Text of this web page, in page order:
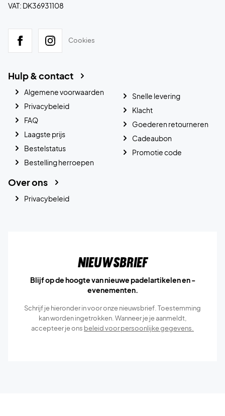
VAT: DK36931108
Cookies
Hulp & contact
Algemene voorwaarden
Privacybeleid
FAQ
Laagste prijs
Bestelstatus
Bestelling herroepen
Snelle levering
Klacht
Goederen retourneren
Cadeaubon
Promotie code
Over ons
Privacybeleid
Nieuwsbrief
Blijf op de hoogte van nieuwe padelartikelen en -
evenementen.
Schrijf je hieronder in voor onze nieuwsbrief. Toestemming
kan worden ingetrokken. Wanneer je je aanmeldt,
accepteer je ons beleid voor persoonlijke gegevens.